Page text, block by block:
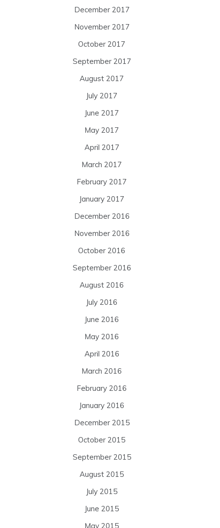
December 2017
November 2017
October 2017
September 2017
August 2017
July 2017
June 2017
May 2017
April 2017
March 2017
February 2017
January 2017
December 2016
November 2016
October 2016
September 2016
August 2016
July 2016
June 2016
May 2016
April 2016
March 2016
February 2016
January 2016
December 2015
October 2015
September 2015
August 2015
July 2015
June 2015
May 2015